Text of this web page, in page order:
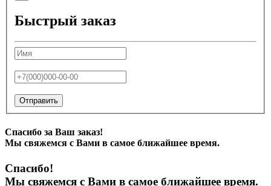
Быстрый заказ
Отправить
Спасибо за Ваш заказ!
Мы свяжемся с Вами в самое ближайшее время.
Спасибо!
Мы свяжемся с Вами в самое ближайшее время.